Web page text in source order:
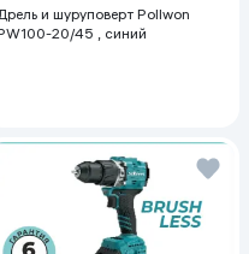
Дрель и шуруповерт Pollwon
20/45 , синий